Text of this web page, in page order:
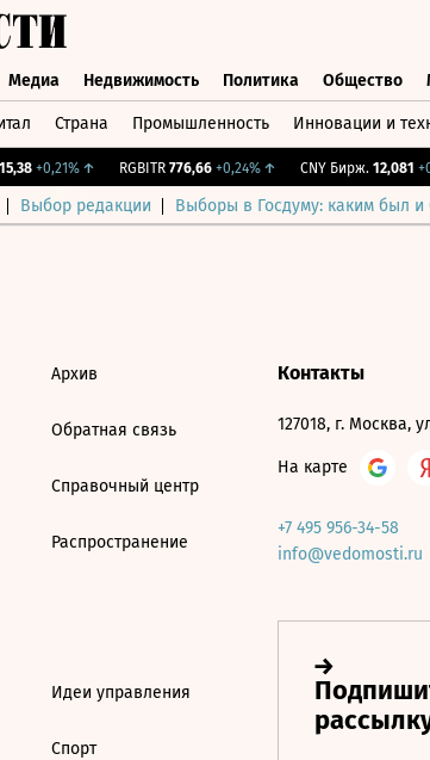
Медиа Недвижимость Политика Общество
Страна Промышленность Инновации и
+0,21%↑ RGBITR 776,66 +0,24%↑ CNY Бирж. 12,081
Выбор редакции Выборы в Госдуму: каким был и
Архив
Обратная связь
Справочный центр
Распространение
Идеи управления
Спорт
Контакты
127018, г. Москва,
На карте
+7 495 956-34-58
info@vedomosti.ru